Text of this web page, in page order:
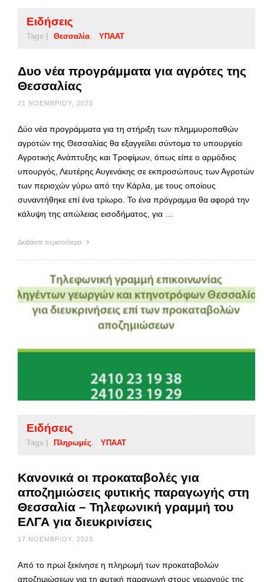
Ειδήσεις
Tags | Θεσσαλία ΥΠΑΑΤ
Δυο νέα προγράμματα για αγρότες της
Θεσσαλίας
21 ΝΟΕΜΒΡΊΟΥ, 2023
Δύο νέα προγράμματα για τη στήριξη των πλημμυροπαθών
αγροτών της Θεσσαλίας θα εξαγγείλει σύντομα το υπουργείο
Αγροτικής Ανάπτυξης και Τροφίμων, όπως είπε ο αρμόδιος
υπουργός, Λευτέρης Αυγενάκης σε εκπροσώπους των Αγροτών
των περιοχών γύρω από την Κάρλα, με τους οποίους
συναντήθηκε επί ένα τρίωρο. Το ένα πρόγραμμα θα αφορά την
κάλυψη της απώλειας εισοδήματος, για …
Διαβάστε περισσότερα
Ειδήσεις
Tags | Πληρωμές ΥΠΑΑΤ
Κανονικά οι προκαταβολές για
αποζημιώσεις φυτικής παραγωγής στη
Θεσσαλία – Τηλεφωνική γραμμή του
ΕΛΓΑ για διευκρινίσεις
17 ΝΟΕΜΒΡΊΟΥ, 2023
Από το πρωί ξεκίνησε η πληρωμή των προκαταβολών
αποζημιώσεων για τη φυτική παραγωγή στους γεωργούς της